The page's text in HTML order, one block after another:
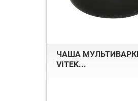
ЧАША
VITEK...